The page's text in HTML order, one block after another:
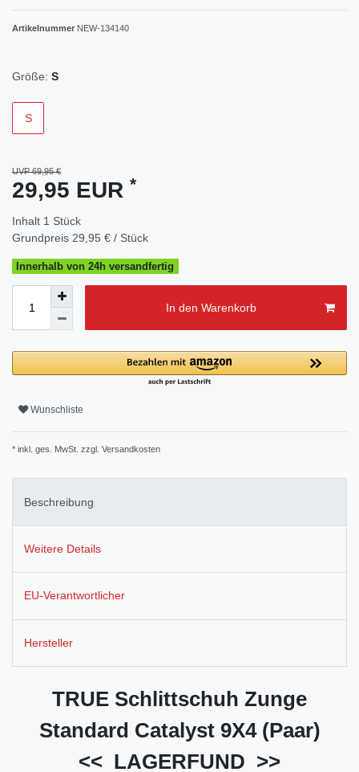
Artikelnummer NEW-134140
Größe: S
S
UVP 69,95 €
29,95 EUR *
Inhalt 1 Stück
Grundpreis 29,95 € / Stück
Innerhalb von 24h versandfertig
In den Warenkorb
Wunschliste
* inkl. ges. MwSt. zzgl. Versandkosten
Beschreibung
Weitere Details
EU-Verantwortlicher
Hersteller
TRUE Schlittschuh Zunge
Standard Catalyst 9X4 (Paar)
<< LAGERFUND >>